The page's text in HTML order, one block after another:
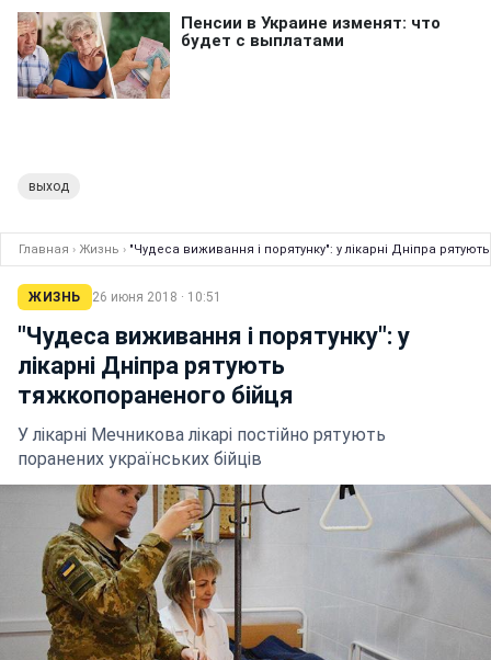
выход
Главная › Жизнь › "Чудеса виживання і порятунку": у лікарні Дніпра
ЖИЗНЬ 26 июня 2018 · 10:51
"Чудеса виживання і порятунку": у
лікарні Дніпра рятують
тяжкопораненого бійця
У лікарні Мечникова лікарі постійно рятують
поранених українських бійців